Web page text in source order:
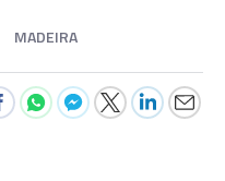
MADEIRA